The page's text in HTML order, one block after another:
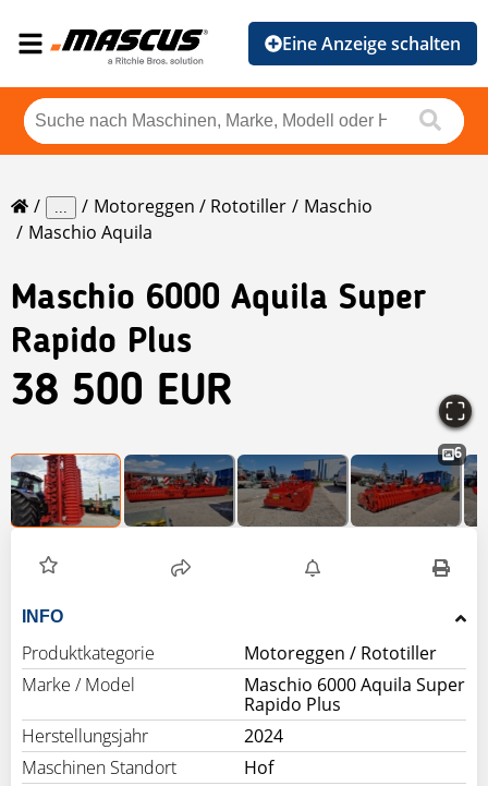
Eine Anzeige schalten
... Motoreggen / Rototiller
Maschio
Maschio Aquila
Maschio 6000 Aquila Super
Rapido Plus
38 500 EUR
6
INFO
Produktkategorie
Motoreggen / Rototiller
Marke / Model
Maschio 6000 Aquila Super
Rapido Plus
Herstellungsjahr
2024
Maschinen Standort
Hof